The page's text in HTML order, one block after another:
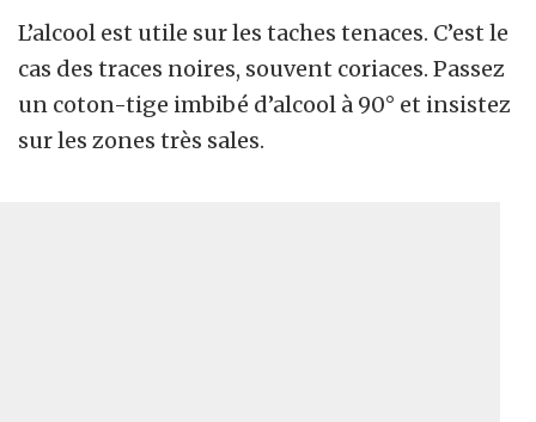
L’alcool est utile sur les taches tenaces. C’est le
cas des traces noires, souvent coriaces. Passez
un coton-tige imbibé d’alcool à 90° et insistez
sur les zones très sales.